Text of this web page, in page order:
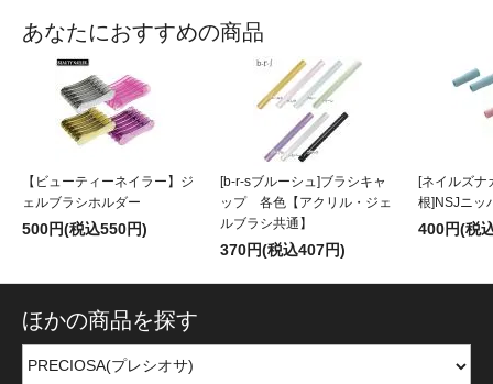
あなたにおすすめの商品
【ビューティーネイラー】ジ
ェルブラシホルダー
500円(税込550円)
[b-r-sブルーシュ]ブラシキャ
ップ 各色【アクリル・ジェ
ルブラシ共通】
370円(税込407円)
[ネイルズナ
根]NSJニッ
400円(税
ほかの商品を探す